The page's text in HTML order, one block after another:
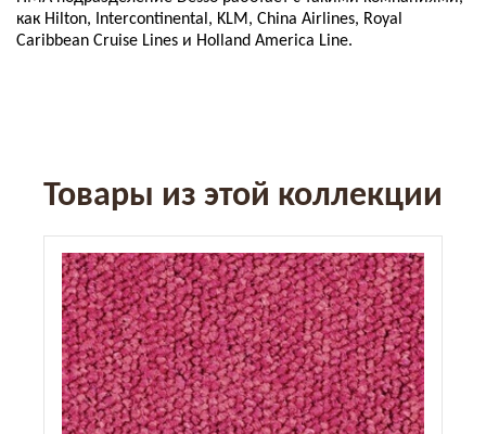
как Hilton, Intercontinental, KLM, China Airlines, Royal
Caribbean Cruise Lines и Holland America Line.
Товары из этой коллекции